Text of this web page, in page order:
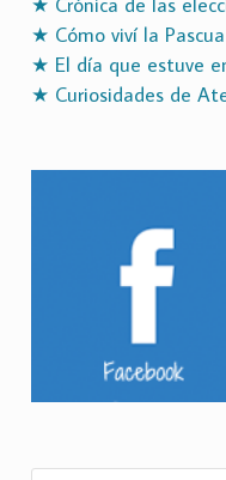
★ Cómo viví la
★ El día que estuve
★ Curiosidades de